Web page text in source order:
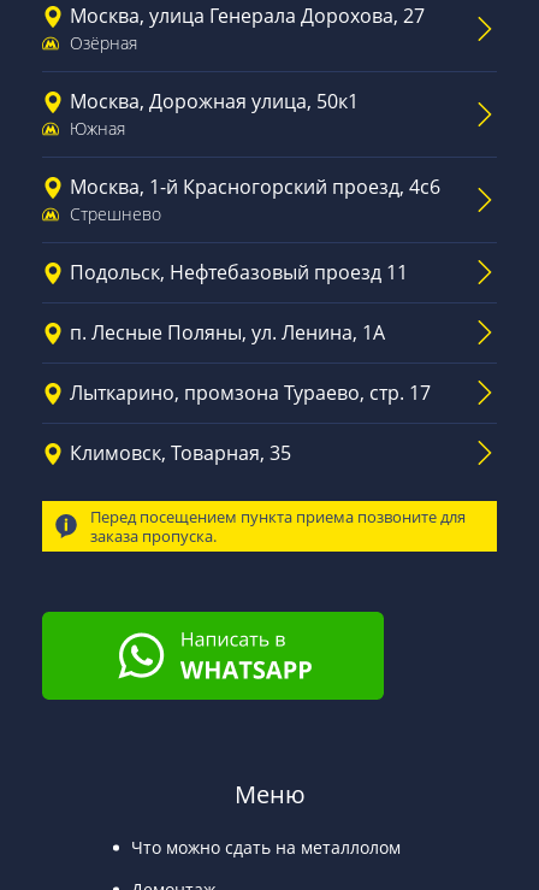
Москва, улица Генерала Дорохова, 27
Озёрная
Москва, Дорожная улица, 50к1
Южная
Москва, 1-й Красногорский проезд, 4с6
Стрешнево
Подольск, Нефтебазовый проезд 11
п. Лесные Поляны, ул. Ленина, 1А
Лыткарино, промзона Тураево, стр. 17
Климовск, Товарная, 35
Перед посещением пункта приема позвоните для
заказа пропуска.
Меню
Что можно сдать на металлолом